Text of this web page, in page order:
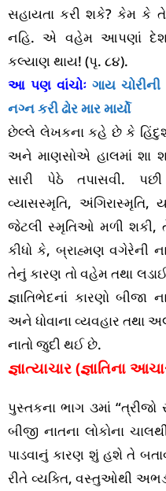
સહાયતા કરી શકે? કેમ કે
નહિ. એ વહેમ આપણાં
કલ્યાણ થાય! (પૃ. ૮૪).
આ પણ વાંચોઃગાય
નગ્ન કરી ઢોર માર માર્યો
છેલ્લે લેખકના કહે છે કે
અને માણસોએ હાલમાં શા
સારી પેઠે તપાસવી.
વ્યાસસ્મૃતિ, અંગિરાસ્મૃતિ,
જેટલી સ્મૃતિઓ મળી શકી,
કીધો કે, બ્રાહ્મણ વગેરેની
તેનું કારણ તો વહેમ તથા
જ્ઞાતિભેદનાં કારણો બીજા
અને ધોવાના વ્યવહાર તથા
નાતો જુદી થઈ છે.
જ્ઞાત્યાચાર (જ્ઞાતિના
પુસ્તકના ભાગ ૩માં
બીજી નાતના લોકોના
પાડવાનું કારણ શું હશે તે
રીતે વ્યક્તિ, વસ્તુઓથી